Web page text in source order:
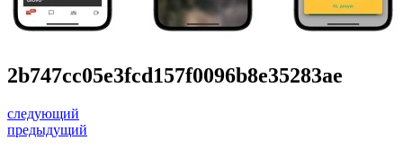
2b747cc05e3fcd157f0096b8e35283ae
следующий
предыдущий